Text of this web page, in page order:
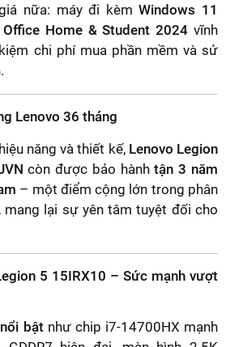
nữa: máy đi kèmWindows 11
Office Home & Student 2024 vĩnh
chi phí mua phần mềm và sử
Lenovo 36 tháng
năng và thiết kế, Lenovo Legion
còn được bảo hànhtận 3 năm
– một điểm cộng lớn trong phân
mang lại sự yên tâm tuyệt đối cho
5 15IRX10 – Sức mạnh vượt
bậtnhư chip i7-14700HX mạnh